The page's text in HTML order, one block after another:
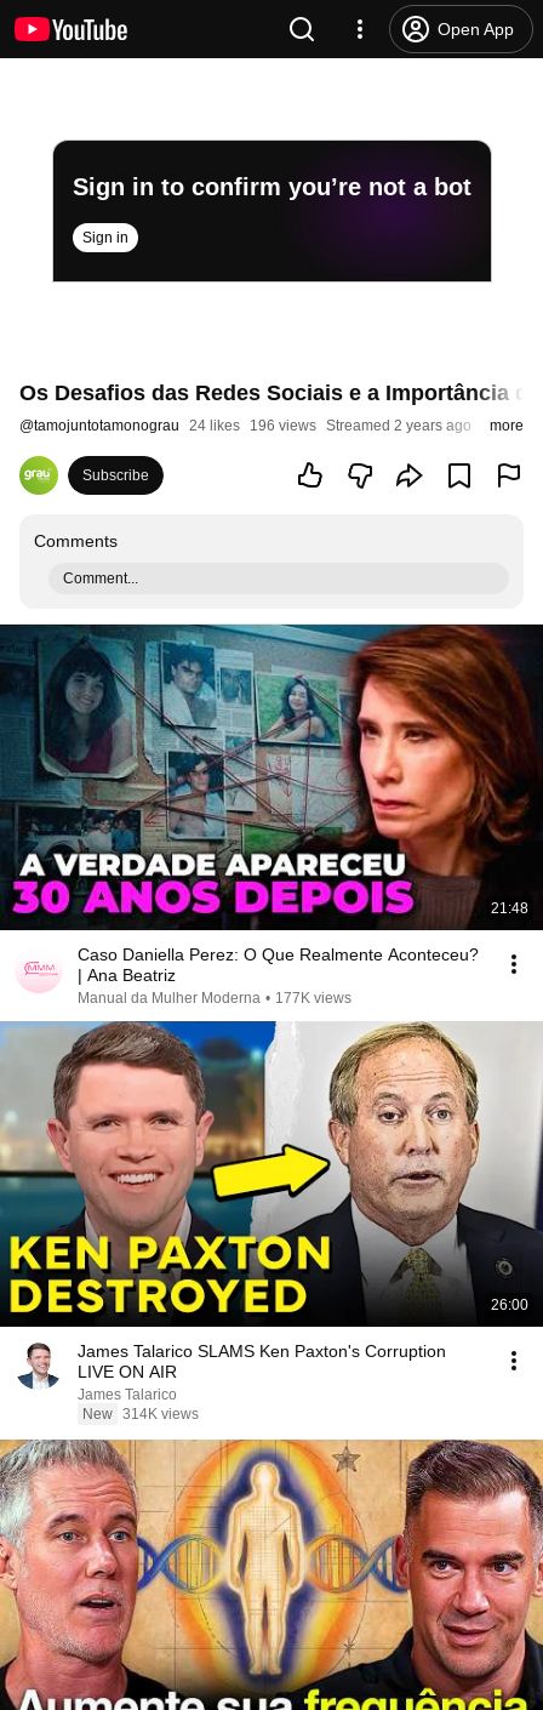
Open App
Sign in to confirm you’re not a bot
Sign in
Os Desafios das Redes Sociais e a Importância
@tamojuntotamonograu 24 likes 196 views Streamed 2 years ago more
Subscribe
Comments
Comment...
21:48
Caso Daniella Perez: O Que Realmente Aconteceu?
| Ana Beatriz
Manual da Mulher Moderna • 177K views
26:00
James Talarico SLAMS Ken Paxton's Corruption
LIVE ON AIR
James Talarico
New 314K views